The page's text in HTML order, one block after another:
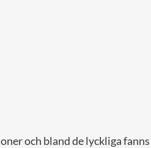
och bland de lyckliga